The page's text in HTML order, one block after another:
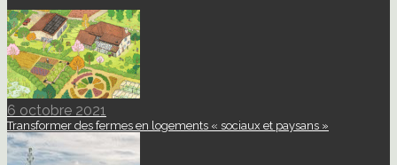
6 octobre 2021
Transformer des fermes en logements « sociaux et paysans »